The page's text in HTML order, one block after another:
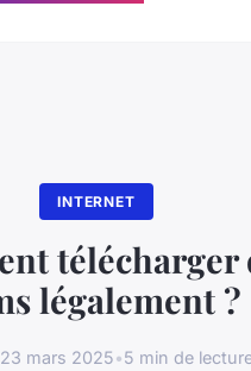
INTERNET
télécharger
légalement ?
23 mars 2025•5 min de